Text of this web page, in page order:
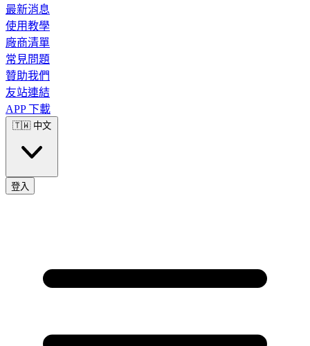
最新消息
使用教學
廠商清單
常見問題
贊助我們
友站連結
APP 下載
🇹🇼 中文
登入